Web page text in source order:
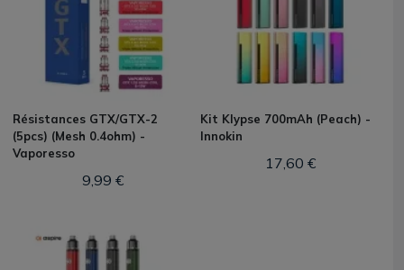
Résistances GTX/GTX-2
(5pcs) (Mesh 0.4ohm) -
Vaporesso
9,99 €
Kit Klypse 700mAh (Peach) -
Innokin
17,60 €